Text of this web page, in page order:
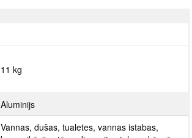
11 kg
Aluminijs
Vannas, dušas, tualetes, vannas istabas,